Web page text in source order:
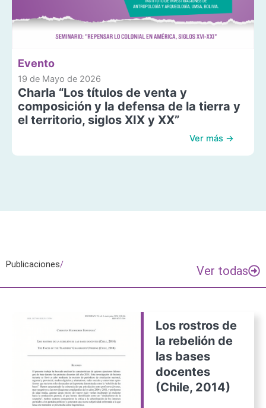
Evento
19 de Mayo de 2026
Charla “Los títulos de venta y
composición y la defensa de la tierra y
el territorio, siglos XIX y XX”
Ver más →
Publicaciones/ Ver todas
Los rostros de
la rebelión de
las bases
docentes
(Chile, 2014)